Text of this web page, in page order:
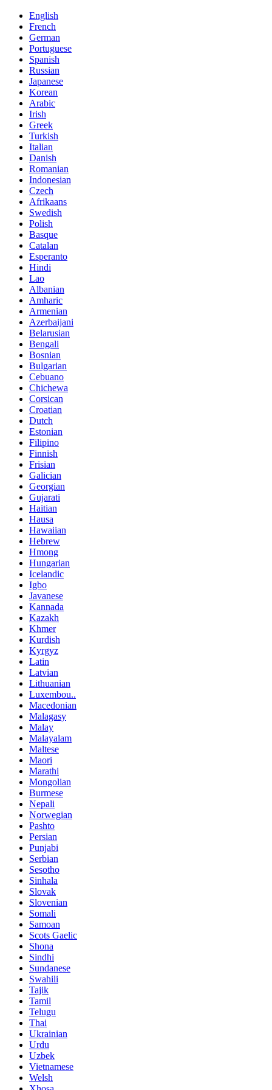
English
French
German
Portuguese
Spanish
Russian
Japanese
Korean
Arabic
Irish
Greek
Turkish
Italian
Danish
Romanian
Indonesian
Czech
Afrikaans
Swedish
Polish
Basque
Catalan
Esperanto
Hindi
Lao
Albanian
Amharic
Armenian
Azerbaijani
Belarusian
Bengali
Bosnian
Bulgarian
Cebuano
Chichewa
Corsican
Croatian
Dutch
Estonian
Filipino
Finnish
Frisian
Galician
Georgian
Gujarati
Haitian
Hausa
Hawaiian
Hebrew
Hmong
Hungarian
Icelandic
Igbo
Javanese
Kannada
Kazakh
Khmer
Kurdish
Kyrgyz
Latin
Latvian
Lithuanian
Luxembou..
Macedonian
Malagasy
Malay
Malayalam
Maltese
Maori
Marathi
Mongolian
Burmese
Nepali
Norwegian
Pashto
Persian
Punjabi
Serbian
Sesotho
Sinhala
Slovak
Slovenian
Somali
Samoan
Scots Gaelic
Shona
Sindhi
Sundanese
Swahili
Tajik
Tamil
Telugu
Thai
Ukrainian
Urdu
Uzbek
Vietnamese
Welsh